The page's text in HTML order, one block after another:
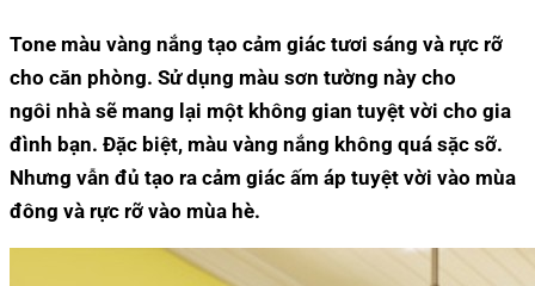
Tone màu vàng nắng tạo cảm giác tươi sáng và rực rỡ
cho căn phòng. Sử dụng màu sơn tường này cho
ngôi nhà sẽ mang lại một không gian tuyệt vời cho gia
đình bạn. Đặc biệt, màu vàng nắng không quá sặc sỡ.
Nhưng vẫn đủ tạo ra cảm giác ấm áp tuyệt vời vào mùa
đông và rực rỡ vào mùa hè.